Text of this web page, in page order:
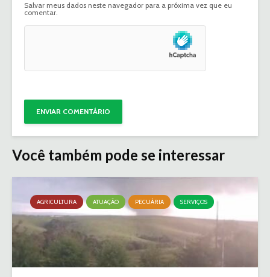
Salvar meus dados neste navegador para a próxima vez que eu
comentar.
Você também pode se interessar
AGRICULTURA ATUAÇÃO PECUÁRIA SERVIÇOS